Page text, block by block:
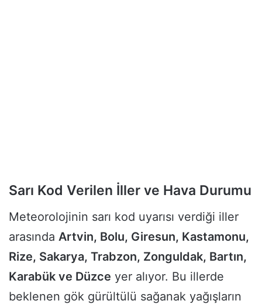
Sarı Kod Verilen İller ve Hava Durumu
Meteorolojinin sarı kod uyarısı verdiği iller
arasında Artvin, Bolu, Giresun, Kastamonu,
Rize, Sakarya, Trabzon, Zonguldak, Bartın,
Karabük ve Düzce yer alıyor. Bu illerde
beklenen gök gürültülü sağanak yağışların